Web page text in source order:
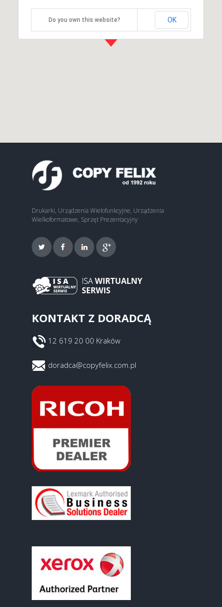
Do you own this website? OK
Drukarki, Urządzenia Wielofunkcyjne, Urządzenia
Wielkoformatowe, Sprzęt Prezentacyjny
KONTAKT Z DORADCĄ
12 619 20 00 Kraków
doradca@copyfelix.com.pl